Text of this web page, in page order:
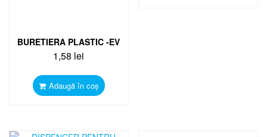
BURETIERA PLASTIC -EV
1,58 lei
Adaugă în coș